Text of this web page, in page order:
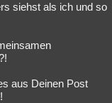
siehst als ich und so
aus Deinen Post